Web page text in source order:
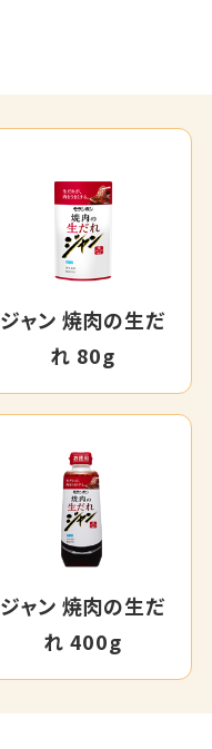
ジャン 焼肉の生だ
れ 80g
ジャン 焼肉の生だ
れ 400g